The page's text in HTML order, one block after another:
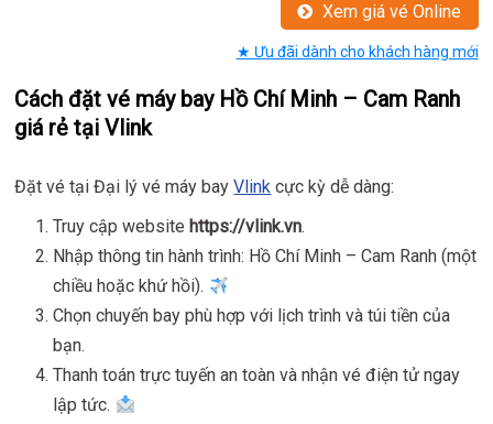
Xem giá vé Online
★ Ưu đãi dành cho khách hàng mới
Cách đặt vé máy bay Hồ Chí Minh – Cam Ranh
giá rẻ tại Vlink
Đặt vé tại Đại lý vé máy bayVlink cực kỳ dễ dàng:
Truy cập website https://vlink.vn.
Nhập thông tin hành trình: Hồ Chí Minh – Cam Ranh (một
chiều hoặc khứ hồi).
Chọn chuyến bay phù hợp với lịch trình và túi tiền của
bạn.
Thanh toán trực tuyến an toàn và nhận vé điện tử ngay
lập tức.